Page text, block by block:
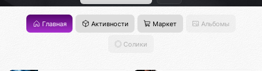
Главная Активности Маркет Альбомы
Солики